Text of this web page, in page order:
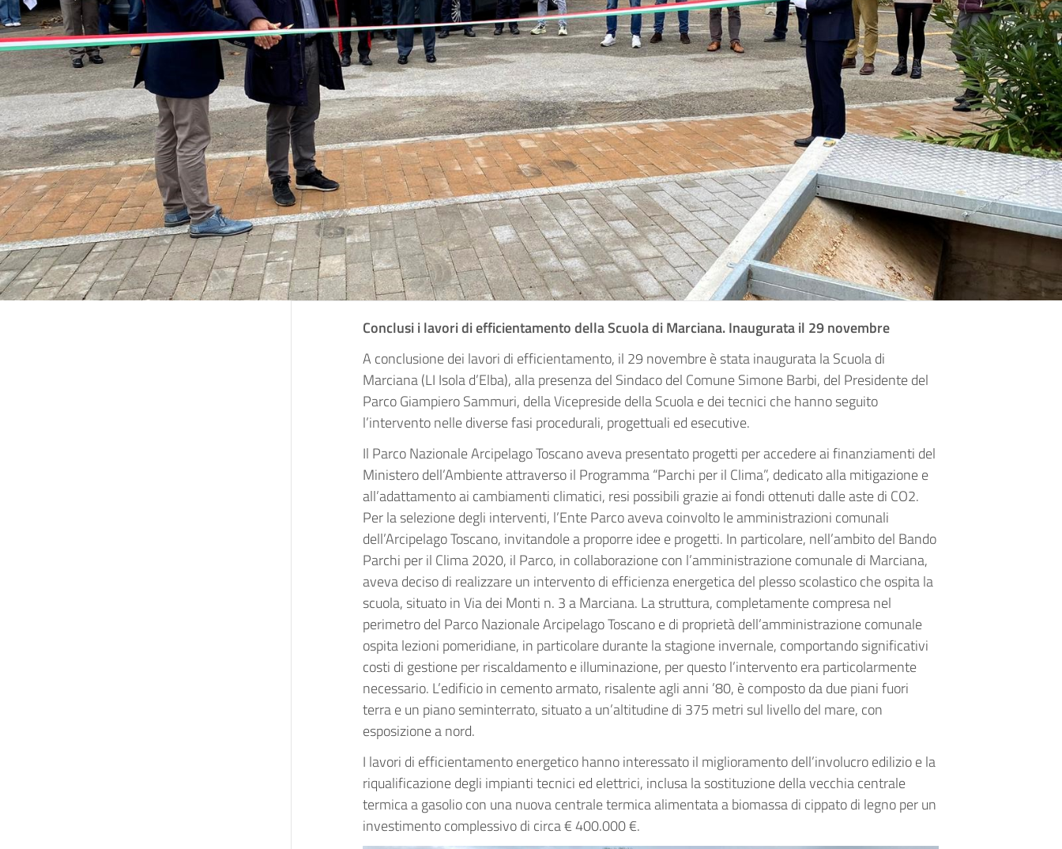
Conclusi i lavori di efficientamento della Scuola di Marciana.Inaugurata il 29 novembre
A conclusione dei lavori di efficientamento, il 29 novembre è stata inaugurata la Scuola di
Marciana (LI Isola d’Elba), alla presenza del Sindaco del Comune Simone Barbi, del Presidente del
Parco Giampiero Sammuri, della Vicepreside della Scuola e dei tecnici che hanno seguito
l’intervento nelle diverse fasi procedurali, progettuali ed esecutive.
Il Parco Nazionale Arcipelago Toscano aveva presentato progetti per accedere ai finanziamenti del
Ministero dell’Ambiente attraverso il Programma “Parchi per il Clima”, dedicato alla mitigazione e
all’adattamento ai cambiamenti climatici, resi possibili grazie ai fondi ottenuti dalle aste di CO2.
Per la selezione degli interventi, l’Ente Parco aveva coinvolto le amministrazioni comunali
dell’Arcipelago Toscano, invitandole a proporre idee e progetti. In particolare, nell’ambito del Bando
Parchi per il Clima 2020, il Parco, in collaborazione con l’amministrazione comunale di Marciana,
aveva deciso di realizzare un intervento di efficienza energetica del plesso scolastico che ospita la
scuola, situato in Via dei Monti n. 3 a Marciana. La struttura, completamente compresa nel
perimetro del Parco Nazionale Arcipelago Toscano e di proprietà dell’amministrazione comunale
ospita lezioni pomeridiane, in particolare durante la stagione invernale, comportando significativi
costi di gestione per riscaldamento e illuminazione, per questo l’intervento era particolarmente
necessario. L’edificio in cemento armato, risalente agli anni ’80, è composto da due piani fuori
terra e un piano seminterrato, situato a un’altitudine di 375 metri sul livello del mare, con
esposizione a nord.
I lavori di efficientamento energetico hanno interessato il miglioramento dell’involucro edilizio e la
riqualificazione degli impianti tecnici ed elettrici, inclusa la sostituzione della vecchia centrale
termica a gasolio con una nuova centrale termica alimentata a biomassa di cippato di legno per un
investimento complessivo di circa € 400.000 €.